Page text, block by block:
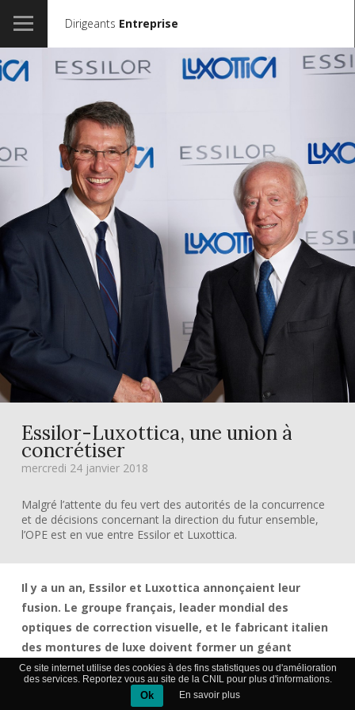
Dirigeants Entreprise
Essilor-Luxottica, une union à
concrétiser
mercredi 24 janvier 2018
Malgré l’attente du feu vert des autorités de la concurrence
et de décisions concernant la direction du futur ensemble,
l’OPE est en vue entre Essilor et Luxottica.
Il y a un an, Essilor et Luxottica annonçaient leur
fusion. Le groupe français, leader mondial des
optiques de correction visuelle, et le fabricant italien
des montures de luxe doivent former un géant
pesant plus de 15 milliards d’euros de chiffre
d’affaires et évoluant sur un marché en forte
croissance. Douze mois après le communiqué initial,
Ce site internet utilise des cookies à des fins statistiques ou d'amélioration
des services. Reportez vous au site de la CNIL pour plus d'informations.
Ok En savoir plus